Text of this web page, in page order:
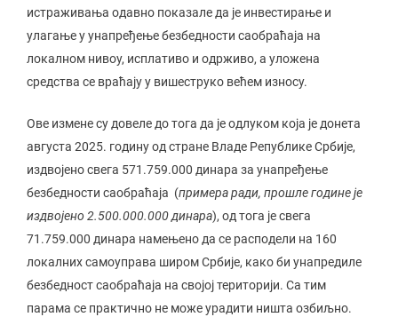
истраживања одавно показале да је инвестирање и
улагање у унапређење безбедности саобраћаја на
локалном нивоу, исплативо и одрживо, а уложена
средства се враћају у вишеструко већем износу.
Ове измене су довеле до тога да је одлуком која је донета
августа 2025. годину од стране Владе Републике Србије,
издвојено свега 571.759.000 динара за унапређење
безбедности саобраћаја (примера ради, прошле године је
издвојено 2.500.000.000 динара), од тога је свега
71.759.000 динара намењено да се расподели на 160
локалних самоуправа широм Србије, како би унапредиле
безбедност саобраћаја на својој територији. Са тим
парама се практично не може урадити ништа озбиљно.